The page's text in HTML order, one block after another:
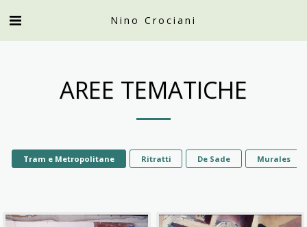
Nino Crociani
AREE TEMATICHE
Tram e Metropolitane Ritratti De Sade Murales